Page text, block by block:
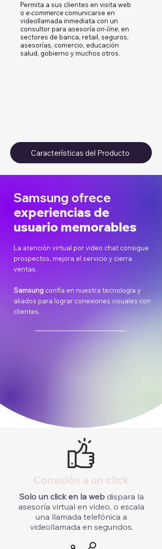
Permita a sus clientes en visita web
o e-commerce comunicarse en
videollamada inmediata con un
consultor para asesoría on-line, en
sectores de banca, retail, seguros,
asesorías, comercio, educación
salud, gobierno y muchos otros.
Características del Producto
Samsung ofrece
experiencias de
usuario memorables
La atención virtual por video chat consigue
prospectos, mejora el servicio y cierra
ventas.
Samsung confía en nuestra tecnología y
aliados para lograr conexiones visuales con
clientes.
Conexión a un click
Solo un click en la webdispara la
asesoría virtual en video, o escala
una llamada telefónica a
videollamada en segundos.